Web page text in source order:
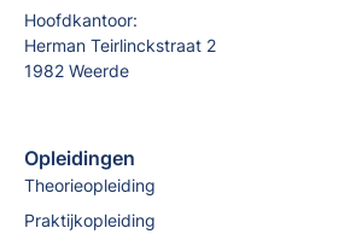
Hoofdkantoor:
Herman Teirlinckstraat 2
1982 Weerde
Opleidingen
Theorieopleiding
Praktijkopleiding